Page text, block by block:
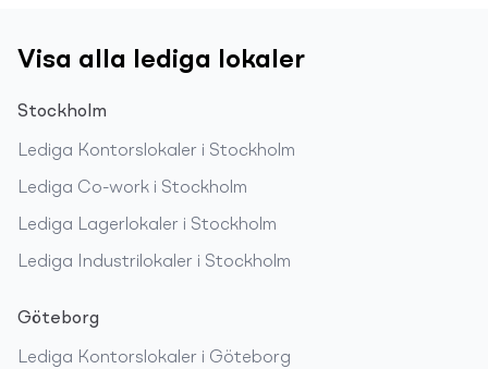
Visa alla lediga lokaler
Stockholm
Lediga Kontorslokaler i Stockholm
Lediga Co-work i Stockholm
Lediga Lagerlokaler i Stockholm
Lediga Industrilokaler i Stockholm
Göteborg
Lediga Kontorslokaler i Göteborg